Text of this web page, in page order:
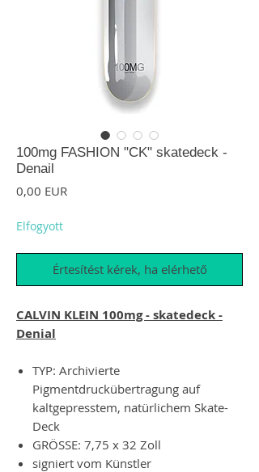
100mg FASHION "CK" skatedeck -
Denail
0,00 EURÁr
Elfogyott
Értesítést kérek, ha elérhető
CALVIN KLEIN 100mg - skatedeck -
Denial
TYP: Archivierte
Pigmentdruckübertragung auf
kaltgepresstem, natürlichem Skate-
Deck
GRÖSSE: 7,75 x 32 Zoll
signiert vom Künstler